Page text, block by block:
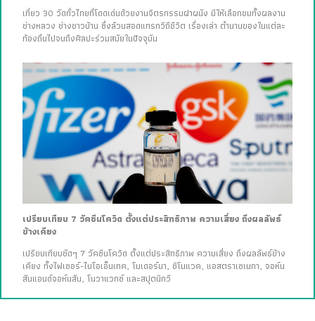
เที่ยว 30 วัดทั่วไทยที่โดดเด่นด้วยงานจิตรกรรมฝาผนัง มีให้เลือกชมทั้งผลงาน
ช่างหลวง ช่างชาวบ้าน ซึ่งล้วนสอดแทรกวิถีชีวิต เรื่องเล่า ตำนานของในแต่ละ
ท้องถิ่นไปจนถึงศิลปะร่วมสมัยในปัจจุบัน
เปรียบเทียบ 7 วัคซีนโควิด ตั้งแต่ประสิทธิภาพ ความเสี่ยง ถึงผลลัพธ์
ข้างเคียง
เปรียบเทียบชัดๆ 7 วัคซีนโควิด ตั้งแต่ประสิทธิภาพ ความเสี่ยง ถึงผลลัพธ์ข้าง
เคียง ทั้งไฟเซอร์-ไบโอเอ็นเทค, โมเดอร์นา, ซิโนแวค, แอสตราเซเนกา, จอห์น
สันแอนด์จอห์นสัน, โนวาแวกซ์ และสปุตนิกวี